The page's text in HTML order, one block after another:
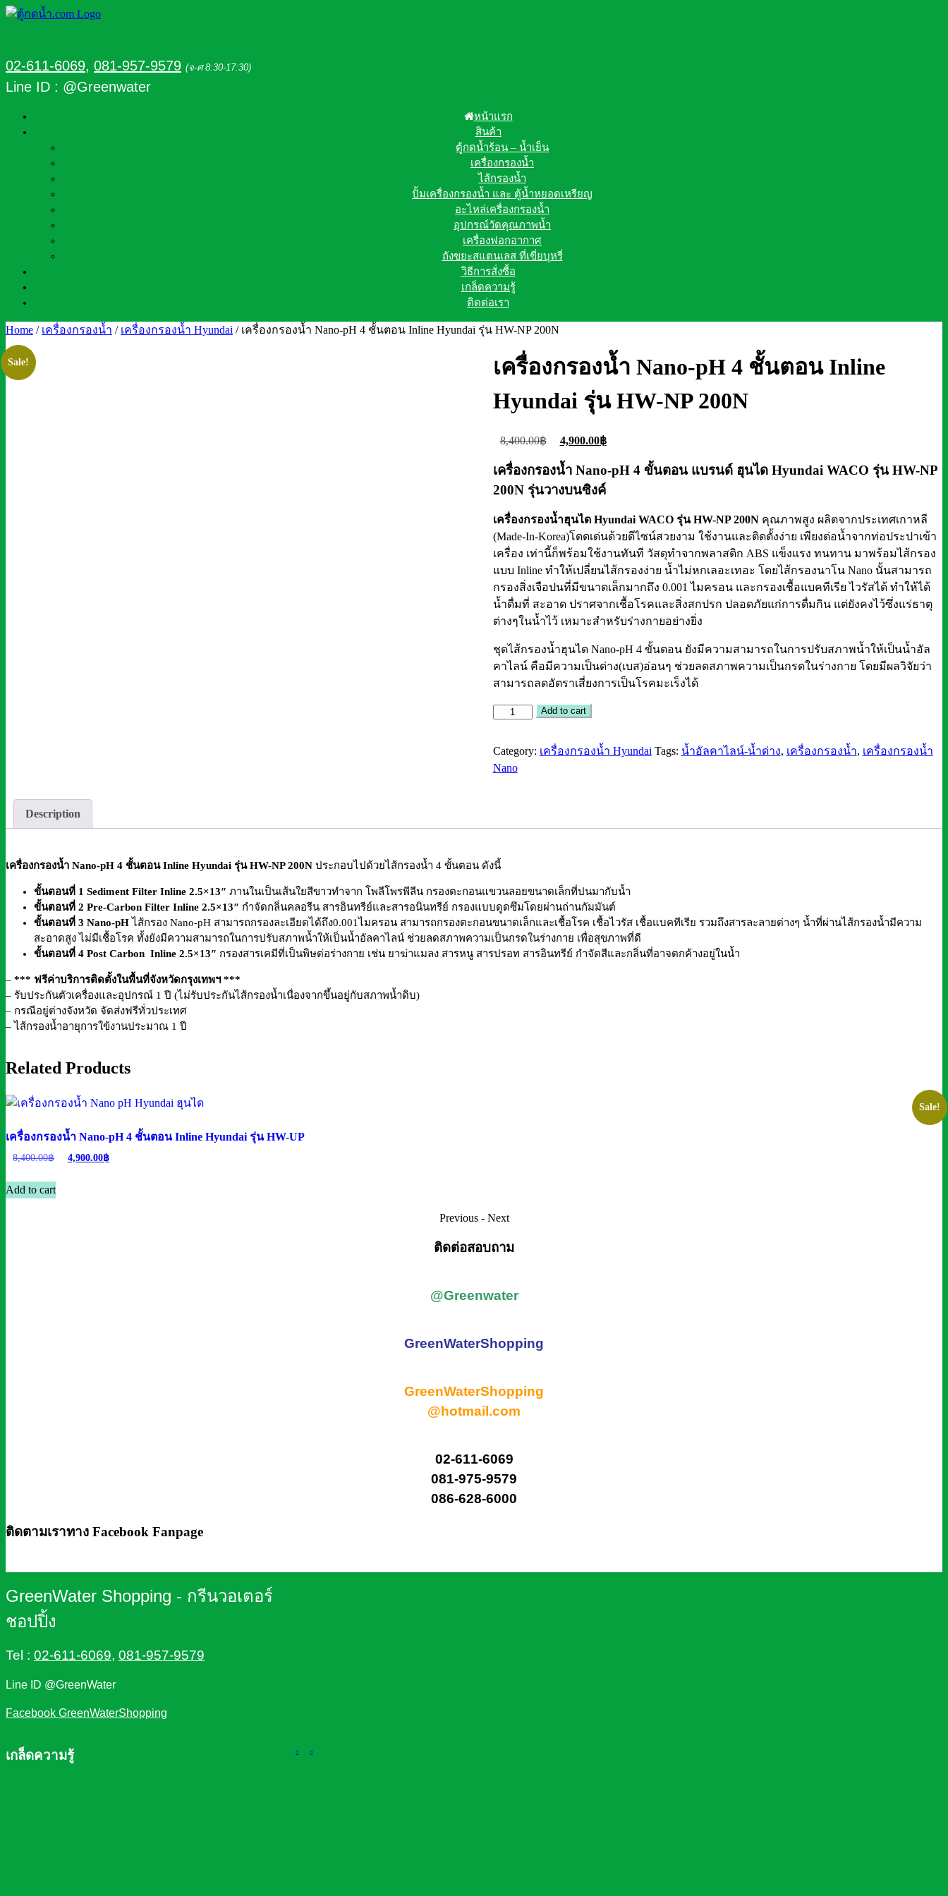
02-611-6069, 081-957-9579 (จ-ศ 8:30-17:30)
Line ID : @Greenwater
หน้าแรก
สินค้า
ตู้กดน้ำร้อน – น้ำเย็น
เครื่องกรองน้ำ
ไส้กรองน้ำ
ปั้มเครื่องกรองน้ำ และ ตู้น้ำหยอดเหรียญ
อะไหล่เครื่องกรองน้ำ
อุปกรณ์วัดคุณภาพน้ำ
เครื่องฟอกอากาศ
ถังขยะสแตนเลส ที่เขี่ยบุหรี่
วิธีการสั่งซื้อ
เกล็ดความรู้
ติดต่อเรา
Home / เครื่องกรองน้ำ / เครื่องกรองน้ำ Hyundai / เครื่องกรองน้ำ Nano-pH 4 ชั้นตอน Inline Hyundai รุ่น HW-NP 200N
Sale!
เครื่องกรองน้ำ Nano-pH 4 ชั้นตอน Inline
Hyundai รุ่น HW-NP 200N
8,400.00฿
Original
price
was:
8,400.00฿.
4,900.00฿
is:
เครื่องกรองน้ำ Nano-pH 4 ขั้นตอน แบรนด์ ฮุนได Hyundai WACO รุ่น HW-NP
200N รุ่นวางบนซิงค์
เครื่องกรองน้ำฮุนได Hyundai WACO รุ่น HW-NP 200Nคุณภาพสูง ผลิตจากประเทศเกาหลี
(Made-In-Korea)โดดเด่นด้วยดีไซน์สวยงาม ใช้งานและติดตั้งง่าย เพียงต่อน้ำจากท่อประปาเข้า
เครื่อง เท่านี้ก็พร้อมใช้งานทันที วัสดุทำจากพลาสติก ABS แข็งแรง ทนทาน มาพร้อมไส้กรอง
แบบ Inline ทำให้เปลี่ยนไส้กรองง่าย น้ำไม่หกเลอะเทอะ โดยไส้กรองนาโน Nano นั้นสามารถ
กรองสิ่งเจือปนที่มีขนาดเล็กมากถึง 0.001 ไมครอน และกรองเชื้อแบคทีเรีย ไวรัสได้ ทำให้ได้
น้ำดื่มที่ สะอาด ปราศจากเชื้อโรคและสิ่งสกปรก ปลอดภัยแก่การดื่มกิน แต่ยังคงไว้ซึ่งแร่ธาตุ
ต่างๆในน้ำไว้ เหมาะสำหรับร่างกายอย่างยิ่ง
ชุดไส้กรองน้ำฮุนได Nano-pH 4 ขั้นตอน ยังมีความสามารถในการปรับสภาพน้ำให้เป็นน้ำอัล
คาไลน์ คือมีความเป็นด่าง(เบส)อ่อนๆ ช่วยลดสภาพความเป็นกรดในร่างกาย โดยมีผลวิจัยว่า
สามารถลดอัตราเสี่ยงการเป็นโรคมะเร็งได้
เครื่อง
น้ำ
Nano-
ตอน
Hyundai
HW-
NP
200N
quantity
Add to cart
Category: เครื่องกรองน้ำ Hyundai Tags: น้ำอัลคาไลน์-น้ำด่าง, เครื่องกรองน้ำ, เครื่องกรองน้ำ
Nano
Description
เครื่องกรองน้ำ Nano-pH 4 ชั้นตอน Inline Hyundai รุ่น HW-NP 200N ประกอบไปด้วยไส้กรองน้ำ 4 ขั้นตอน ดังนี้
ขั้นตอนที่ 1 Sediment Filter Inline 2.5×13″ ภานในเป็นเส้นใยสีขาวทำจาก โพลีโพรพีลีน กรองตะกอนแขวนลอยขนาดเล็กที่ปนมากับน้ำ
ขั้นตอนที่ 2 Pre-Carbon Filter Inline 2.5×13″ กำจัดกลิ่นคลอรีน สารอินทรีย์และสารอนินทรีย์ กรองแบบดูดซึมโดยผ่านถ่านกัมมันต์
ขั้นตอนที่ 3 Nano-pH ไส้กรอง Nano-pH สามารถกรองละเอียดได้ถึง0.001ไมครอน สามารถกรองตะกอนขนาดเล็กและเชื้อโรค เชื้อไวรัส เชื้อแบคทีเรีย รวมถึงสารละลายต่างๆ น้ำที่ผ่านไส้กรองน้ำมีความ
สะอาดสูง ไม่มีเชื้อโรค ทั้งยังมีความสามารถในการปรับสภาพน้ำให้เป็นน้ำอัลคาไลน์ ช่วยลดสภาพความเป็นกรดในร่างกาย เพื่อสุขภาพที่ดี
ขั้นตอนที่ 4 Post Carbon Inline 2.5×13″ กรองสารเคมีที่เป็นพิษต่อร่างกาย เช่น ยาฆ่าแมลง สารหนู สารปรอท สารอินทรีย์ กำจัดสีและกลิ่นที่อาจตกค้างอยู่ในน้ำ
– *** ฟรีค่าบริการติดตั้งในพื้นที่จังหวัดกรุงเทพฯ ***
– รับประกันตัวเครื่องและอุปกรณ์ 1 ปี (ไม่รับประกันไส้กรองน้ำเนื่องจากขึ้นอยู่กับสภาพน้ำดิบ)
– กรณีอยู่ต่างจังหวัด จัดส่งฟรีทั่วประเทศ
– ไส้กรองน้ำอายุการใข้งานประมาณ 1 ปี
Related Products
Sale!
เครื่องกรองน้ำ Nano-pH 4 ชั้นตอน Inline Hyundai รุ่น HW-UP
8,400.00฿
Original
4,900.00฿
Add to cart
Previous- Next
ติดต่อสอบถาม
@Greenwater
GreenWaterShopping
GreenWaterShopping
@hotmail.com
02-611-6069
081-975-9579
086-628-6000
ติดตามเราทาง Facebook Fanpage
GreenWater Shopping - กรีนวอเตอร์
ชอปปิ้ง
Tel : 02-611-6069, 081-957-9579
Line ID @GreenWater
Facebook GreenWaterShopping
เกล็ดความรู้